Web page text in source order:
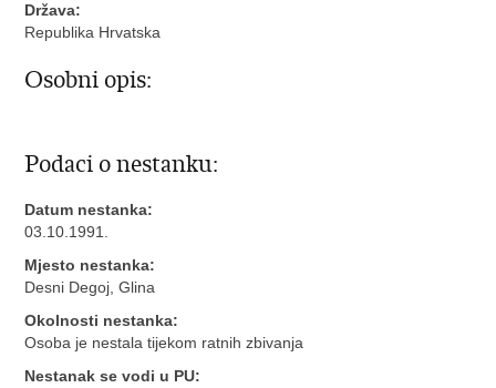
Država:
Republika Hrvatska
Osobni opis:
Podaci o nestanku:
Datum nestanka:
03.10.1991.
Mjesto nestanka:
Desni Degoj, Glina
Okolnosti nestanka:
Osoba je nestala tijekom ratnih zbivanja
Nestanak se vodi u PU: